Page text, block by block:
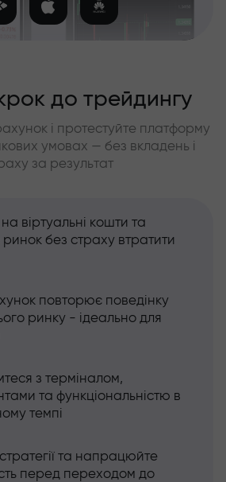
до трейдингу
і протестуйте платформу
умовах — без вкладень і
за результат
віртуальні кошти та
без страху втратити
повторює поведінку
ринку - ідеально для
з терміналом,
та функціональністю в
темпі
стратегії та напрацюйте
перед переходом до